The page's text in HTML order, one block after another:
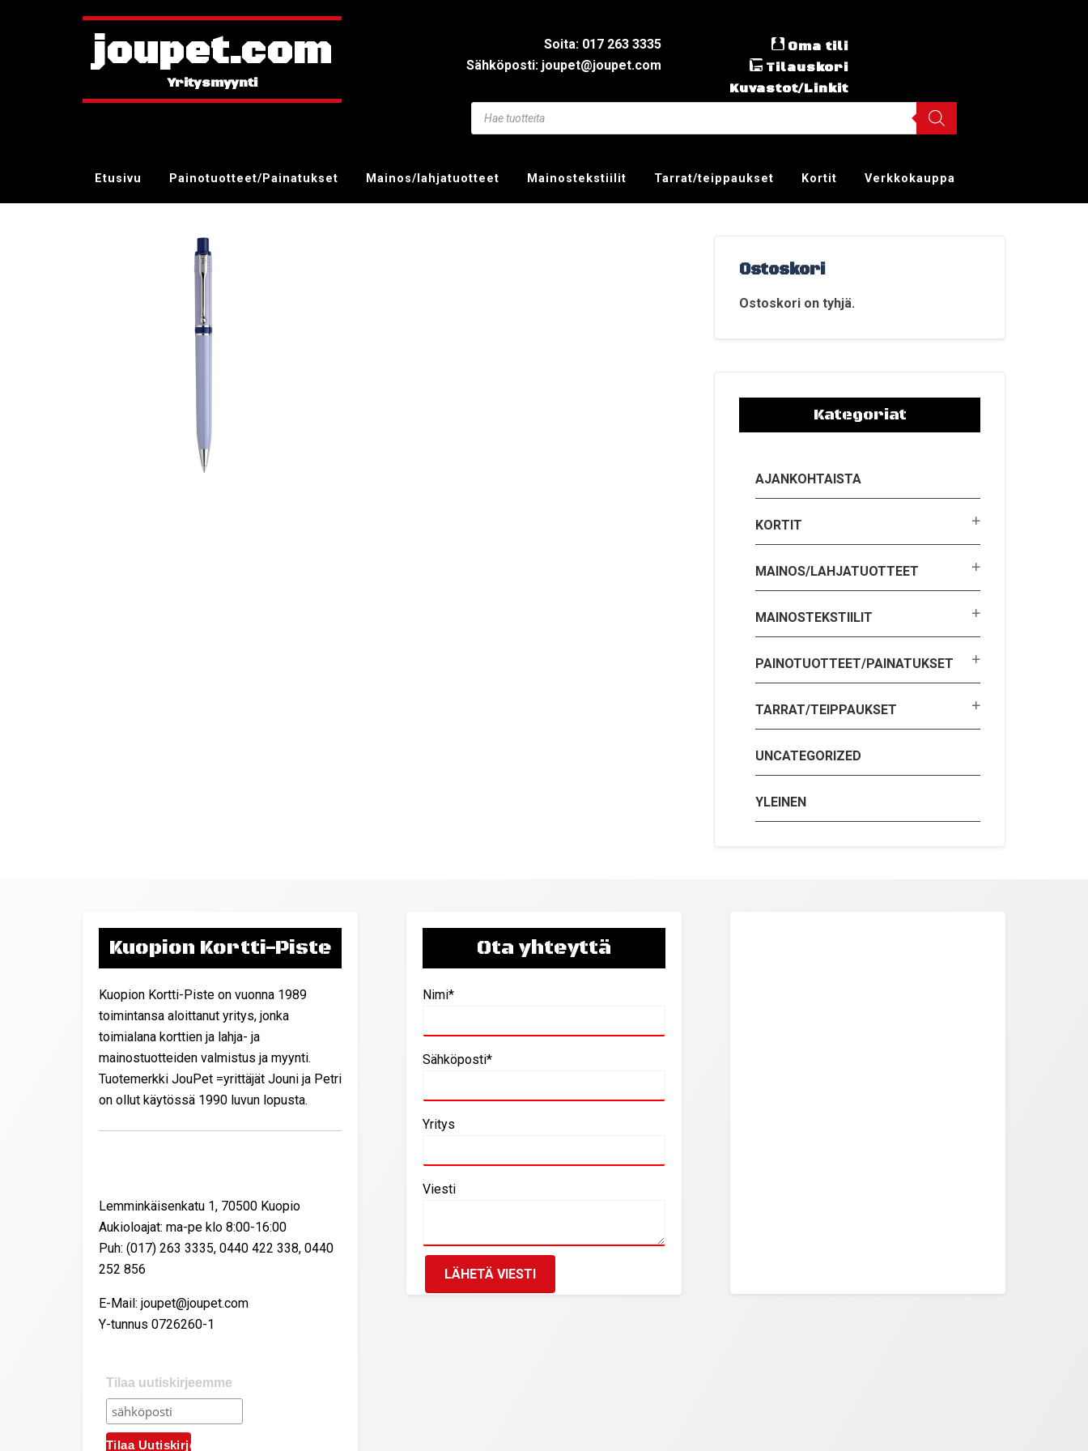
joupet.com
Soita: 017 263 3335
Sähköposti: joupet@joupet.com
Oma tili
Tilauskori
Kuvastot/Linkit
Etusivu Painotuotteet/Painatukset Mainos/lahjatuotteet Mainostekstiilit Tarrat/teippaukset Kortit Verkkokauppa
Ostoskori
Ostoskori on tyhjä.
Kategoriat
AJANKOHTAISTA
KORTIT
MAINOS/LAHJATUOTTEET
MAINOSTEKSTIILIT
PAINOTUOTTEET/PAINATUKSET
TARRAT/TEIPPAUKSET
UNCATEGORIZED
YLEINEN
Kuopion Kortti-Piste
Kuopion Kortti-Piste on vuonna 1989
toimintansa aloittanut yritys, jonka
toimialana korttien ja lahja- ja
mainostuotteiden valmistus ja myynti.
Tuotemerkki JouPet =yrittäjät Jouni ja Petri
on ollut käytössä 1990 luvun lopusta.
Lemminkäisenkatu 1, 70500 Kuopio
Aukioloajat: ma-pe klo 8:00-16:00
Puh: (017) 263 3335, 0440 422 338, 0440
252 856
E-Mail: joupet@joupet.com
Y-tunnus 0726260-1
Tilaa uutiskirjeemme
Ota yhteyttä
Nimi*
Sähköposti*
Yritys
Viesti